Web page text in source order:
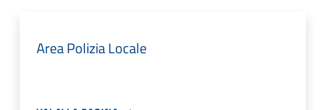
Area Polizia Locale